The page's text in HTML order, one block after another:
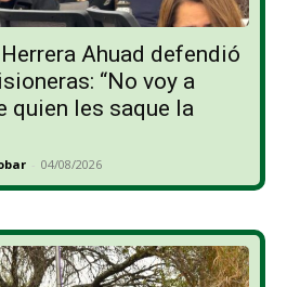
Ahuad defendió
“No voy a
quien les saque la
- 04/08/2026